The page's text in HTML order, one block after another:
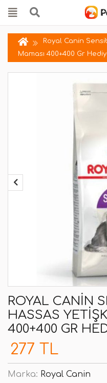
Royal Canin
Maması 400+400 Gr
ROYAL CANIN
HASSAS
400+400 GR
277 TL
Marka: Royal Canin